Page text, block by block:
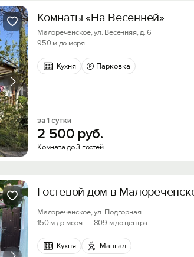
Комнаты «На Весенней»
Малореченское, ул. Весенняя, д. 6
950 м до моря
Кухня Парковка
за 1 сутки
2 500 руб.
Комната до 3 гостей
Гостевой дом в
Малореченское, ул. Подгорная
150 м до моря
· 809 м до центра
Кухня Мангал
Хочешь дешевле? Оставь почту и получи
первое бронирование!
Получить промокод
Войти
Войти с помощью